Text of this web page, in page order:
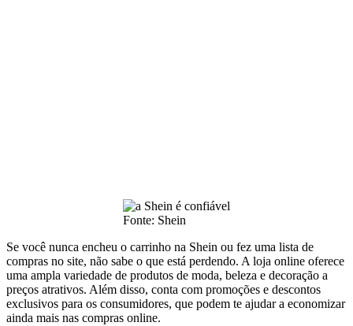
Fonte: Shein
Se você nunca encheu o carrinho na Shein ou fez uma lista de
compras no site, não sabe o que está perdendo. A loja online oferece
uma ampla variedade de produtos de moda, beleza e decoração a
preços atrativos. Além disso, conta com promoções e descontos
exclusivos para os consumidores, que podem te ajudar a economizar
ainda mais nas compras online.